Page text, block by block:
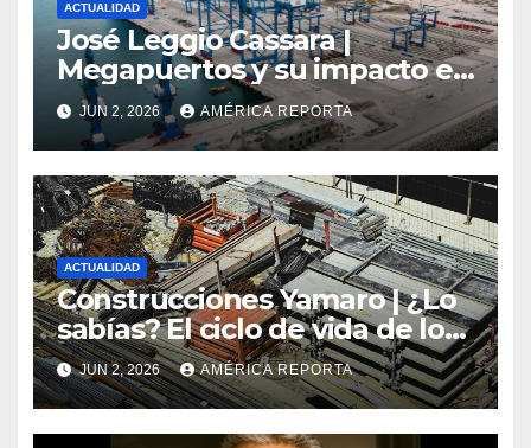
ACTUALIDAD
José Leggio Cassara |
Megapuertos y su impacto en
el turismo y el comercio
global
JUN 2, 2026 AMÉRICA REPORTA
ACTUALIDAD
Construcciones Yamaro | ¿Lo
sabías? El ciclo de vida de los
materiales de construcción
revoluciona eficiencia en
proyectos modernos
JUN 2, 2026 AMÉRICA REPORTA